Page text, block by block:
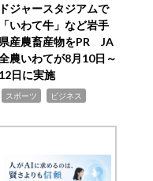
ドジャースタジアムで
「いわて牛」など岩手
県産農畜産物をPR JA
農いわてが8月10日～
12日に実施
スポーツ ビジネス